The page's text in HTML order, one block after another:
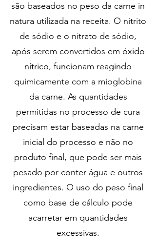
são baseados no peso da carne in
natura utilizada na receita. O nitrito
de sódio e o nitrato de sódio,
após serem convertidos em óxido
nítrico, funcionam reagindo
quimicamente com a mioglobina
da carne. As quantidades
permitidas no processo de cura
precisam estar baseadas na carne
inicial do processo e não no
produto final, que pode ser mais
pesado por conter água e outros
ingredientes. O uso do peso final
como base de cálculo pode
acarretar em quantidades
excessivas.